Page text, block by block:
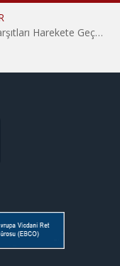
Hiroşima’nın 81. Yılında İtalyan Savaş Karşıtları Harekete Geçti: “Hatırlamak yeterli değil”